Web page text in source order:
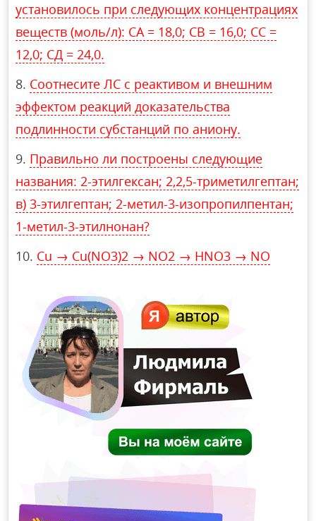
установилось при следующих концентрациях
веществ (моль/л): CA = 18,0; CВ = 16,0; CС =
12,0; CД = 24,0.
Соотнесите ЛС с реактивом и внешним
эффектом реакций доказательства
подлинности субстанций по аниону.
Правильно ли построены следующие
названия: 2-этилгексан; 2,2,5-триметилгептан;
в) 3-этилгептан; 2-метил-3-изопропилпентан;
1-метил-3-этилнонан?
Сu → Cu(NO3)2 → NO2 → HNO3 → NO